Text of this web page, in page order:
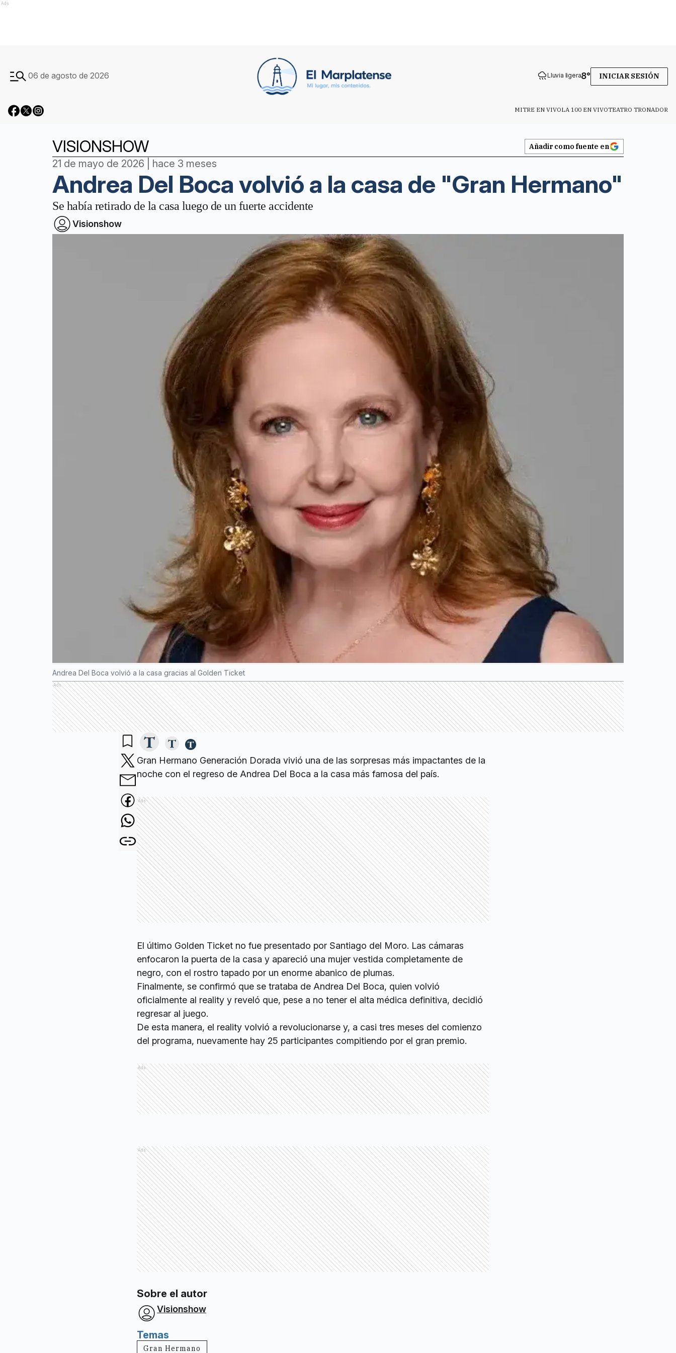
Ads
06 de agosto de 2026 Lluvia ligera8° INICIAR SESIÓN
MITRE EN VIVOLA 100 EN VIVOTEATRO TRONADOR
VISIONSHOW Añadir como fuente en
21 de mayo de 2026 | hace 3 meses
Andrea Del Boca volvió a la casa de "Gran Hermano"
Se había retirado de la casa luego de un fuerte accidente
Visionshow
Andrea Del Boca volvió a la casa gracias al Golden Ticket
Ads
Gran Hermano Generación Dorada vivió una de las sorpresas más impactantes de la
noche con el regreso de Andrea Del Boca a la casa más famosa del país.
Ads
El último Golden Ticket no fue presentado por Santiago del Moro. Las cámaras
enfocaron la puerta de la casa y apareció una mujer vestida completamente de
negro, con el rostro tapado por un enorme abanico de plumas.
Finalmente, se confirmó que se trataba de Andrea Del Boca, quien volvió
oficialmente al reality y reveló que, pese a no tener el alta médica definitiva, decidió
regresar al juego.
De esta manera, el reality volvió a revolucionarse y, a casi tres meses del comienzo
del programa, nuevamente hay 25 participantes compitiendo por el gran premio.
Ads
Ads
Sobre el autor
Visionshow
Temas
Gran Hermano